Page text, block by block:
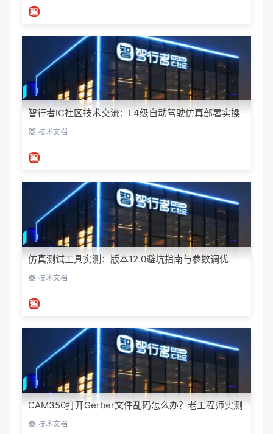
智行者IC社区技术交流：L4级自动驾驶仿真部署实操
指南技术文档
仿真测试工具实测：版本12.0避坑指南与参数调优
技术文档
CAM350打开Gerber文件乱码怎么办？老工程师实测
避坑指南
技术文档